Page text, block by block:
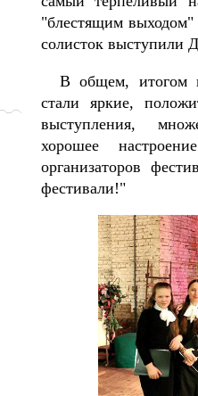
"блестящим выходом"
солисток выступили
В общем, итогом
стали яркие,
выступления,
хорошее
организаторов
фестивали!"